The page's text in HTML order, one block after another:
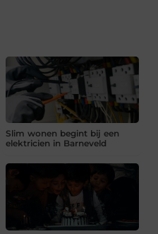
Slim wonen begint bij een
elektricien in Barneveld